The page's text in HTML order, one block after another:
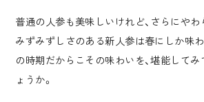
普通の人参も美味しいけれど、さらにやわ
みずみずしさのある新人参は春にしか味
の時期だからこその味わいを、堪能して
ょうか。